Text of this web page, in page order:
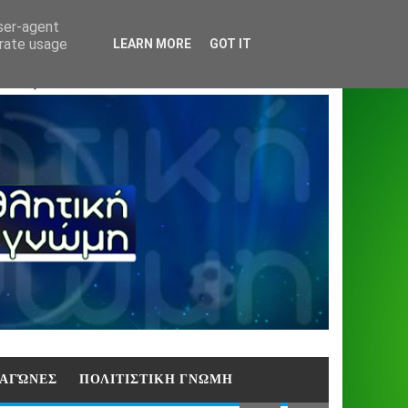
ΑΓΏΝΕΣ ΠΟΛΙΤΙΣΤΙΚΗ ΓΝΩΜΗ
agent
usage
LEARN MORE GOT IT